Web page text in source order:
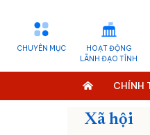
CHUYÊN MỤC
HOẠT ĐỘNG
LÃNH ĐẠO TỈNH
CHÍNH
Xã hội